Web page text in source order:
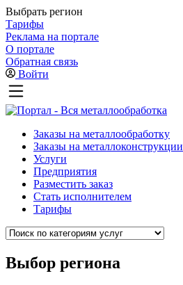
Выбрать регион
Тарифы
Реклама на портале
О портале
Обратная связь
Войти
Заказы на металлообработку
Заказы на металлоконструкции
Услуги
Предприятия
Разместить заказ
Стать исполнителем
Тарифы
Выбор региона